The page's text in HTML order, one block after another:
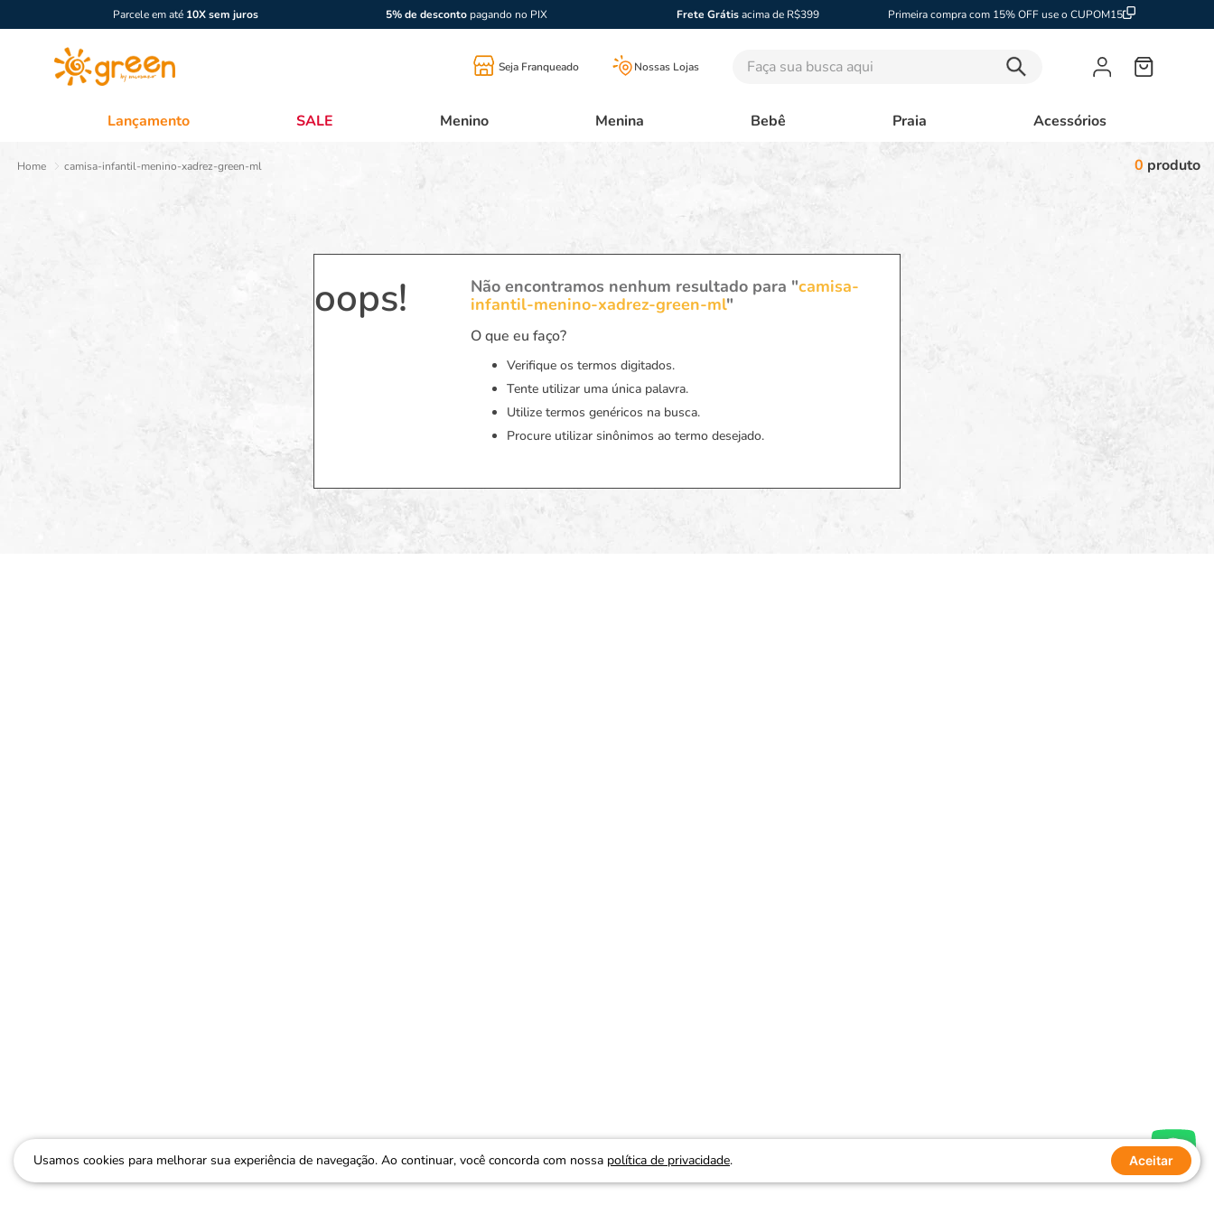
Parcele em até 10X sem juros 5% de descontopagando no PIX Frete Grátisacima de R$399 Primeira compra com 15% OFF use o CUPOM15
Seja Franqueado Nossas Lojas Faça sua busca aqui
Lançamento SALE Menino Menina Bebê Praia Acessórios
Usamos cookies para melhorar sua experiência de navegação. Ao continuar, você concorda com nossa política de privacidade. Aceitar
camisa-infantil-menino-xadrez-green-ml 0 produto
oops! Não encontramos nenhum resultado para "camisa-
infantil-menino-xadrez-green-ml"
O que eu faço?
Verifique os termos digitados.
Tente utilizar uma única palavra.
Utilize termos genéricos na busca.
Procure utilizar sinônimos ao termo desejado.